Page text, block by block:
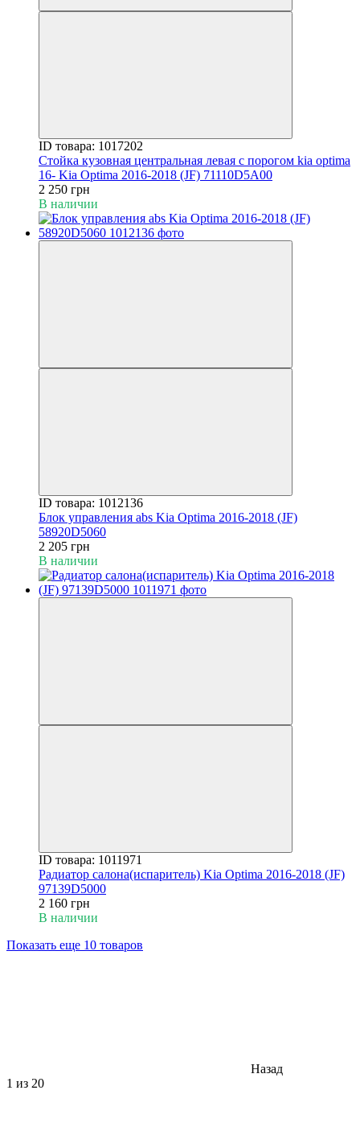
ID товара: 1017202
Стойка кузовная центральная левая с порогом kia optima
16- Kia Optima 2016-2018 (JF) 71110D5A00
2 250 грн
В наличии
ID товара: 1012136
Блок управления abs Kia Optima 2016-2018 (JF)
58920D5060
2 205 грн
В наличии
ID товара: 1011971
Радиатор салона(испаритель) Kia Optima 2016-2018 (JF)
97139D5000
2 160 грн
В наличии
Показать еще 10 товаров
Назад
1 из 20